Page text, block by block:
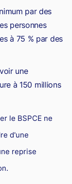
par des
personnes
à 75 % par des
une
à 150 millions
le BSPCE ne
d'une
reprise